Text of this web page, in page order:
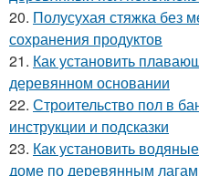
20. Полусухая стяжка без
сохранения продуктов
21. Как установить
деревянном основании
22. Строительство пол в
инструкции и подсказки
23. Как установить
доме по деревянным лагам